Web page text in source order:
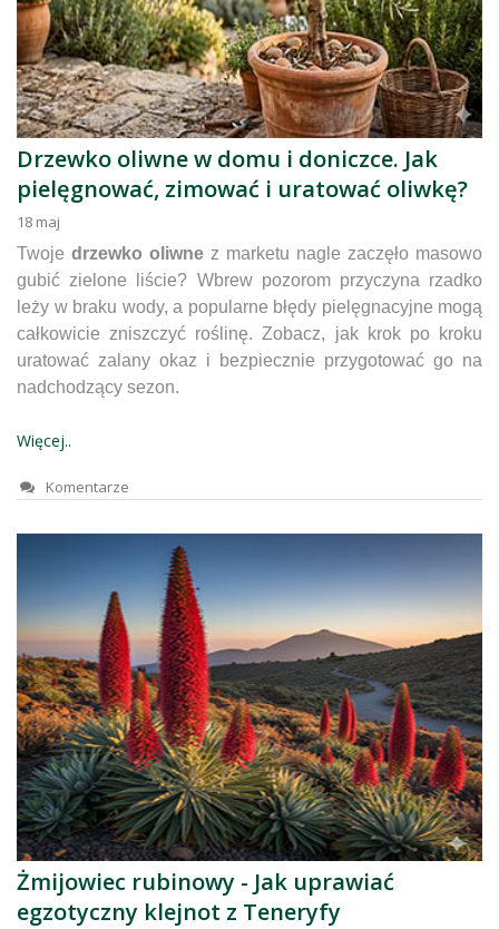
Drzewko oliwne w domu i doniczce. Jak
pielęgnować, zimować i uratować oliwkę?
18 maj
Twoje drzewko oliwne z marketu nagle zaczęło masowo
gubić zielone liście? Wbrew pozorom przyczyna rzadko
leży w braku wody, a popularne błędy pielęgnacyjne mogą
całkowicie zniszczyć roślinę. Zobacz, jak krok po kroku
uratować zalany okaz i bezpiecznie przygotować go na
nadchodzący sezon.
Więcej..
Komentarze
Żmijowiec rubinowy - Jak uprawiać
egzotyczny klejnot z Teneryfy